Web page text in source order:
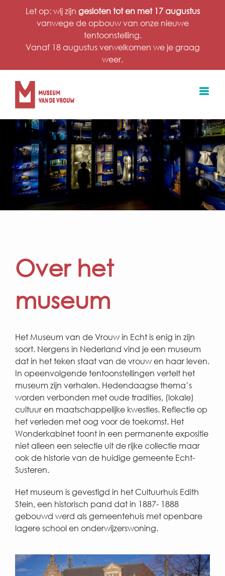
Let op: wij zijn gesloten tot en met 17 augustus
vanwege de opbouw van onze nieuwe
tentoonstelling.
Vanaf 18 augustus verwelkomen we je graag
weer.
Over het
museum
Het Museum van de Vrouw in Echt is enig in zijn
soort. Nergens in Nederland vind je een museum
dat in het teken staat van de vrouw en haar leven.
In opeenvolgende tentoonstellingen vertelt het
museum zijn verhalen. Hedendaagse thema’s
worden verbonden met oude tradities, (lokale)
cultuur en maatschappelijke kwesties. Reflectie op
het verleden met oog voor de toekomst. Het
Wonderkabinet toont in een permanente expositie
niet alleen een selectie uit de rijke collectie maar
ook de historie van de huidige gemeente Echt-
Susteren.
Het museum is gevestigd in het Cultuurhuis Edith
Stein, een historisch pand dat in 1887- 1888
gebouwd werd als gemeentehuis met openbare
lagere school en onderwijzerswoning.